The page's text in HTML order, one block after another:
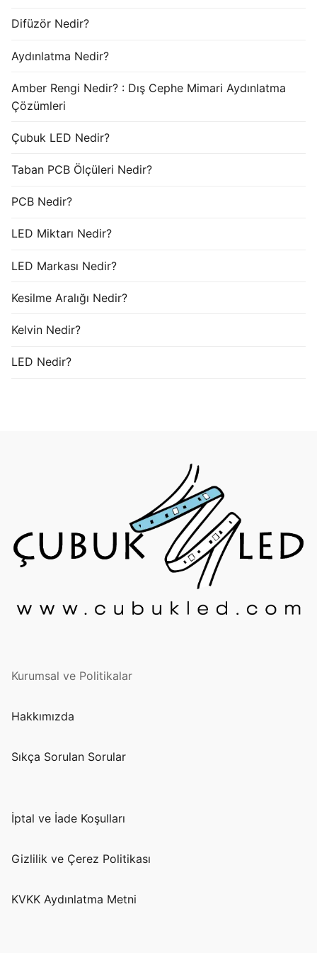
Difüzör Nedir?
Aydınlatma Nedir?
Amber Rengi Nedir? : Dış Cephe Mimari Aydınlatma
Çözümleri
Çubuk LED Nedir?
Taban PCB Ölçüleri Nedir?
PCB Nedir?
LED Miktarı Nedir?
LED Markası Nedir?
Kesilme Aralığı Nedir?
Kelvin Nedir?
LED Nedir?
Kurumsal ve Politikalar
Hakkımızda
Sıkça Sorulan Sorular
İptal ve İade Koşulları
Gizlilik ve Çerez Politikası
KVKK Aydınlatma Metni